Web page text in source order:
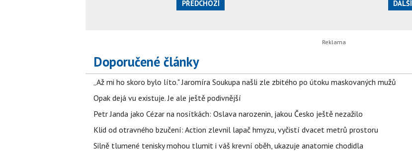
PŘEDCHOZÍ DALŠÍ
Doporučené články
„Až mi ho skoro bylo líto." Jaromíra Soukupa našli zle zbitého po útoku maskovaných mužů
Opak dejá vu existuje. Je ale ještě podivnější
Petr Janda jako Cézar na nosítkách: Oslava narozenin, jakou Česko ještě nezažilo
Klid od otravného bzučení: Action zlevnil lapač hmyzu, vyčistí dvacet metrů prostoru
Silně tlumené tenisky mohou tlumit i váš krevní oběh, ukazuje anatomie chodidla